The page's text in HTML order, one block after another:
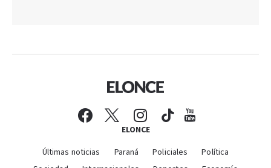
ELONCE
Últimas noticias Paraná Policiales
Política